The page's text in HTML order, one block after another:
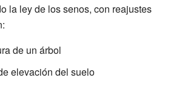
la ley de los senos, con reajustes
de un árbol
elevación del suelo